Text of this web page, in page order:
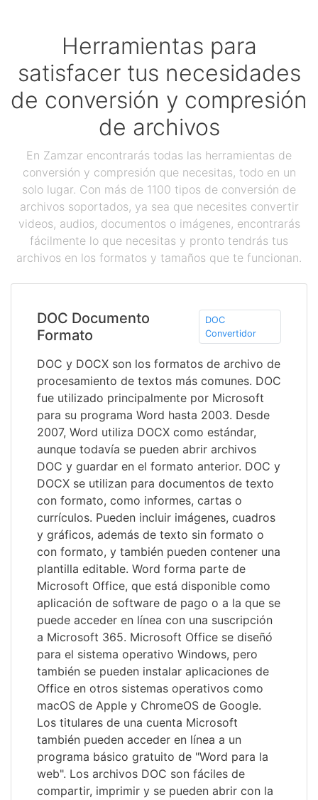
Herramientas para
satisfacer tus necesidades
de conversión y compresión
de archivos
En Zamzar encontrarás todas las herramientas de
conversión y compresión que necesitas, todo en un
solo lugar. Con más de 1100 tipos de conversión de
archivos soportados, ya sea que necesites convertir
videos, audios, documentos o imágenes, encontrarás
fácilmente lo que necesitas y pronto tendrás tus
archivos en los formatos y tamaños que te funcionan.
DOC Documento
Formato
DOC
Convertidor
DOC y DOCX son los formatos de archivo de
procesamiento de textos más comunes. DOC
fue utilizado principalmente por Microsoft
para su programa Word hasta 2003. Desde
2007, Word utiliza DOCX como estándar,
aunque todavía se pueden abrir archivos
DOC y guardar en el formato anterior. DOC y
DOCX se utilizan para documentos de texto
con formato, como informes, cartas o
currículos. Pueden incluir imágenes, cuadros
y gráficos, además de texto sin formato o
con formato, y también pueden contener una
plantilla editable. Word forma parte de
Microsoft Office, que está disponible como
aplicación de software de pago o a la que se
puede acceder en línea con una suscripción
a Microsoft 365. Microsoft Office se diseñó
para el sistema operativo Windows, pero
también se pueden instalar aplicaciones de
Office en otros sistemas operativos como
macOS de Apple y ChromeOS de Google.
Los titulares de una cuenta Microsoft
también pueden acceder en línea a un
programa básico gratuito de "Word para la
web". Los archivos DOC son fáciles de
compartir, imprimir y se pueden abrir con la